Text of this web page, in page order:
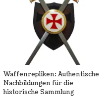
Waffenrepliken: Authentische
Nachbildungen für die
historische Sammlung